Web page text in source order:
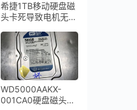
希捷1TB移动硬盘磁
头卡死导致电机无法
开盘数据恢复成功
WD5000AAKX-
001CA0硬盘磁头损